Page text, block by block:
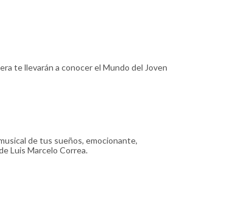
te llevarán a conocer el Mundo del Joven
de tus sueños, emocionante,
Luis Marcelo Correa.